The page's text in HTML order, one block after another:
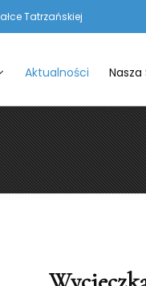
Tatrzańskiej
Aktualności Nasza